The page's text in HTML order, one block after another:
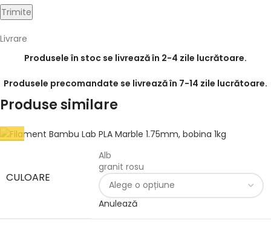
Livrare
Produsele în stoc se livrează în 2-4 zile lucrătoare.
Produsele precomandate se livrează în 7-14 zile lucrătoare.
Produse similare
CULOARE
Alb
granit rosu
Anulează